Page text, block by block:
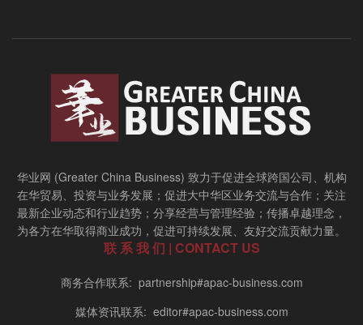
华业网 (Greater China Business) 致力于促进全球跨国公司、机构
在华贸易、投资与业务发展；促进大中华区业务交流与合作；关注
最新企业动态和行业趋势；分享经营与管理经验；传播卓越理念，
为各方在华取得商业成功，促进可持续发展、友好交流贡献力量。
联 系 我 们 | CONTACT US
商务合作联系: partnership#apac-business.com
媒体资讯联系: editor#apac-business.com